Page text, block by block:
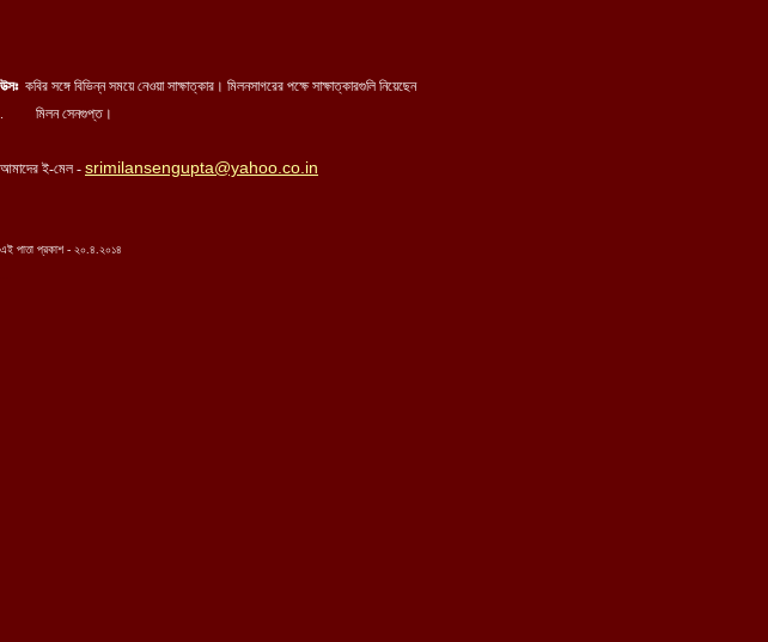
উত্সঃকবির সঙ্গে বিভিন্ন সময়ে নেওয়া সাক্ষাত্কার। মিলনসাগরের পক্ষে সাক্ষাত্কারগুলি নিয়েছেন
. মিলন সেনগুপ্ত।
আমাদের ই-মেল - srimilansengupta@yahoo.co.in
এই পাতা প্রকাশ - ২০.৪.২০১৪